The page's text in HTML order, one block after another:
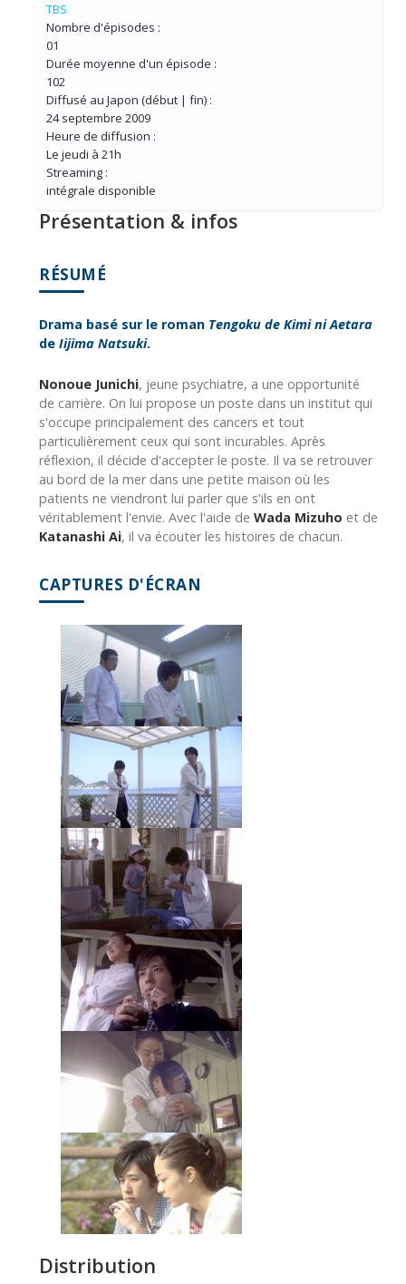
TBS
Nombre d'épisodes :
01
Durée moyenne d'un épisode :
102
Diffusé au Japon (début | fin) :
24 septembre 2009
Heure de diffusion :
Le jeudi à 21h
Streaming :
intégrale disponible
Présentation & infos
RÉSUMÉ
Drama basé sur le roman Tengoku de Kimi ni Aetara
de Iijima Natsuki.
Nonoue Junichi, jeune psychiatre, a une opportunité
de carrière. On lui propose un poste dans un institut qui
s'occupe principalement des cancers et tout
particulièrement ceux qui sont incurables. Après
réflexion, il décide d'accepter le poste. Il va se retrouver
au bord de la mer dans une petite maison où les
patients ne viendront lui parler que s'ils en ont
véritablement l'envie. Avec l'aide de Wada Mizuho et de
Katanashi Ai, il va écouter les histoires de chacun.
CAPTURES D'ÉCRAN
Distribution